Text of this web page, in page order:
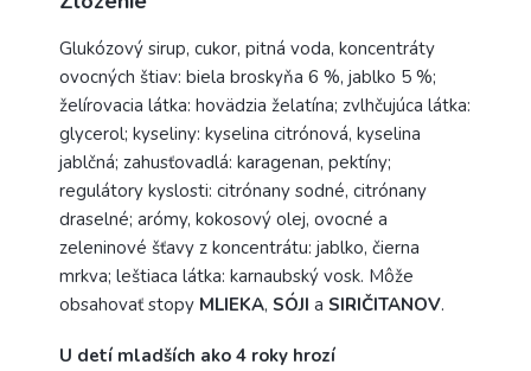
Glukózový sirup, cukor, pitná voda, koncentráty
ovocných štiav: biela broskyňa 6 %, jablko 5 %;
želírovacia látka: hovädzia želatína; zvlhčujúca látka:
glycerol; kyseliny: kyselina citrónová, kyselina
jablčná; zahusťovadlá: karagenan, pektíny;
regulátory kyslosti: citrónany sodné, citrónany
draselné; arómy, kokosový olej, ovocné a
zeleninové šťavy z koncentrátu: jablko, čierna
mrkva; leštiaca látka: karnaubský vosk. Môže
obsahovať stopy MLIEKA, SÓJI a SIRIČITANOV.
U detí mladších ako 4 roky hrozí